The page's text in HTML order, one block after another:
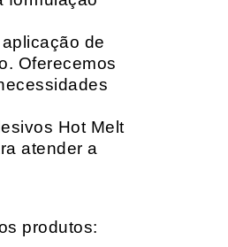
de
Oferecemos
Hot Melt
atender a
produtos: